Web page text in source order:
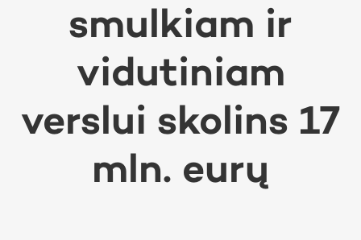
smulkiam ir
vidutiniam
verslui skolins 17
mln. eurų